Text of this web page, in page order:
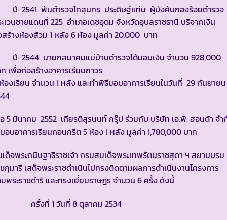
พันตำรวจโทสุนทร ประดิษฐ์แท่น ผู้บังคับกองร้อยตำรวจ
เวนชายแดนที่ 225 อำเภอเดชอุดม จังหวัดอุบลราชธานี บริจาคเงิน
ร้างห้องส้วม 1 หลัง 6 ห้อง มูลค่า 20,000 บาท
นายกสมาคมแม่บ้านตำรวจได้มอบเงิน จำนวน 928,000
เพื่อก่อสร้างอาคารเรียนถาวร
องเรียน จำนวน 1 หลัง และทำพิธีมอบอาคารเรียนในวันที่ 29 กันยายน
5 มีนาคม 2552 เกียรติสุรนนท์ กรุ๊ป ร่วมกับ บริษัท เอ.พี. ฮอนด้า จำ
อบอาคารเรียนคอนกรีต 5 ห้อง 1 หลัง มูลค่า 1,780,000 บาท
ด็จพระกนิษฐาธิราชเจ้า กรมสมเด็จพระเทพรัตนราชสุดา ฯ สยามบรม
กุมารี เสด็จพระราชดำเนินไปทรงติดตามผลการดำเนินงานโครงการ
พระราชดำริ และทรงเยี่ยมราษฎร จำนวน 6 ครั้ง ดังนี้
งที่ 1 วันที่ 8 ตุลาคม 2534